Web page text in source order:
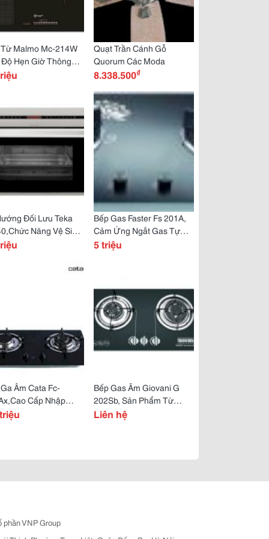
Malmo Mc-214W
Hẹn Giờ Thông
Hiện Đại
Quạt Trần Cánh Gỗ
Quorum Các Moda
8.338.500₫
Đối Lưu Teka
Năng Vệ Sinh
Nghệ Hydroclean
Bếp Gas Faster Fs 201A,
Cảm Ứng Ngắt Gas Tự
Động, An Toàn Trong Khi
5 triệu
Âm Cata Fc-
Cấp Nhập
Nguyên Chiếc Từ
Bếp Gas Âm Giovani G
202Sb, Sản Phẩm Từ
Chính Hãng Với Giá Tốt
Liên hệ
phần VNP Group